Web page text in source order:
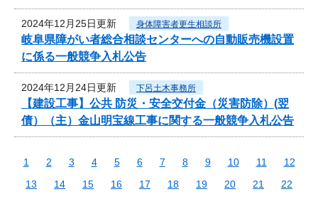
2024年12月25日更新 身体障害者更生相談所
岐阜県障がい者総合相談センターへの自動販売機設置
に係る一般競争入札公告
2024年12月24日更新 下呂土木事務所
【建設工事】公共 防災・安全交付金（災害防除）(翌
債）（主）金山明宝線工事に関する一般競争入札公告
1 2 3 4 5 6 7 8 9 10 11
12
13
14 15 16 17 18 19 20 21
22